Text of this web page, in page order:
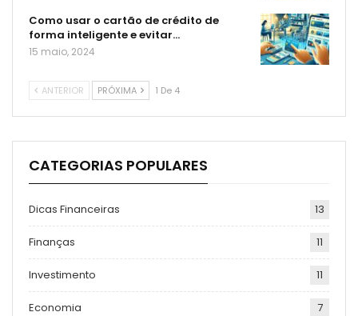
Como usar o cartão de crédito de
forma inteligente e evitar…
15 maio, 2024
ANTERIOR PRÓXIMA 1 De 4
CATEGORIAS POPULARES
Dicas Financeiras 13
Finanças 11
Investimento 11
Economia 7